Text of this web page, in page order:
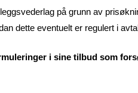
på grunn av
dette eventuelt er regulert i
i sine tilbud som